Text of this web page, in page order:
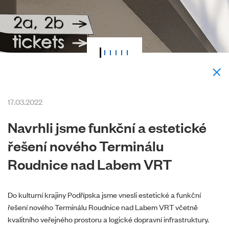
17.03.2022
Navrhli jsme funkční a estetické
řešení nového Terminálu
Roudnice nad Labem VRT
Do kulturní krajiny Podřípska jsme vnesli estetické a funkční
řešení nového Terminálu Roudnice nad Labem VRT včetně
kvalitního veřejného prostoru a logické dopravní infrastruktury.